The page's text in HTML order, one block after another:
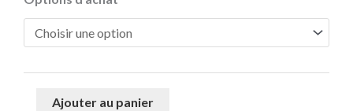
Les
apprentis
pirates
Ajouter au panier